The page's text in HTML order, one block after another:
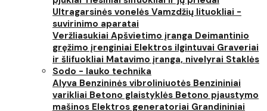
Ultragarsinės vonelės Vamzdžių lituokliai -
suvirinimo aparatai
Veržliasukiai Apšvietimo įranga Deimantinio
gręžimo įrenginiai Elektros ilgintuvai Graveriai
ir šlifuokliai Matavimo įranga, nivelyrai Staklės
Sodo - lauko technika
Alyva Benzininės vibroliniuotės Benzininiai
varikliai Betono glaistyklės Betono pjaustymo
mašinos Elektros generatoriai Grandininiai